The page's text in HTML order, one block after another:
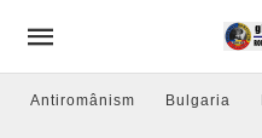
Antiromânism Bulgaria